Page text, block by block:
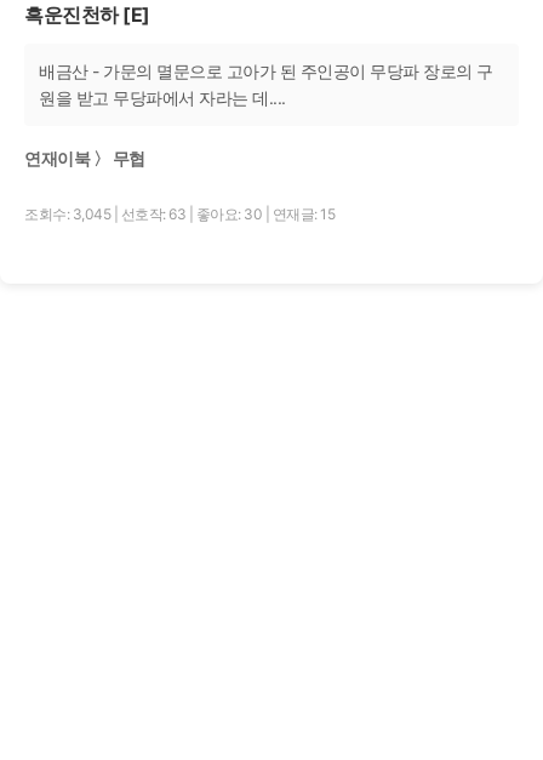
흑운진천하 [E]
배금산 - 가문의 멸문으로 고아가 된 주인공이 무당파 장로의 구
원을 받고 무당파에서 자라는 데....
연재이북 〉 무협
조회수: 3,045 선호작: 63 좋아요: 30 연재글: 15